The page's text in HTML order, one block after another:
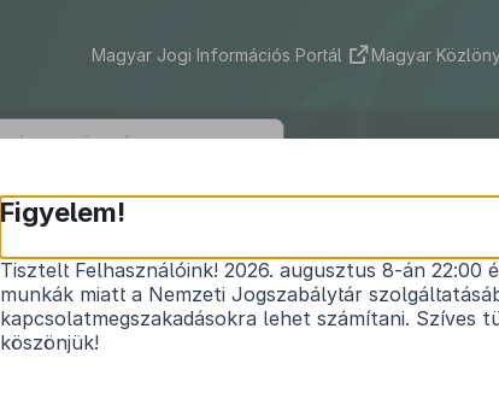
Magyar Jogi Információs Portál Magyar
18/2005. (XII. 27.)
a közzétételi listákon szereplő adatok
mintákról
Figyelem!
Tisztelt Felhasználóink! 2026. augusztus 8-án 22:00
munkák miatt a Nemzeti Jogszabálytár
kapcsolatmegszakadásokra lehet számítani. Szíves
köszönjük!